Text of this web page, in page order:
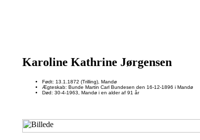
Karoline Kathrine Jørgensen
Født: 13.1.1872 (Trilling), Mandø
Ægteskab: Bunde Martin Carl Bundesen den 16-12-1896 i Mandø
Død: 30-4-1963, Mandø i en alder af 91 år